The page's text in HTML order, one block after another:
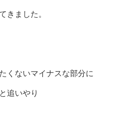
きました。
くないマイナスな部分に
追いやり